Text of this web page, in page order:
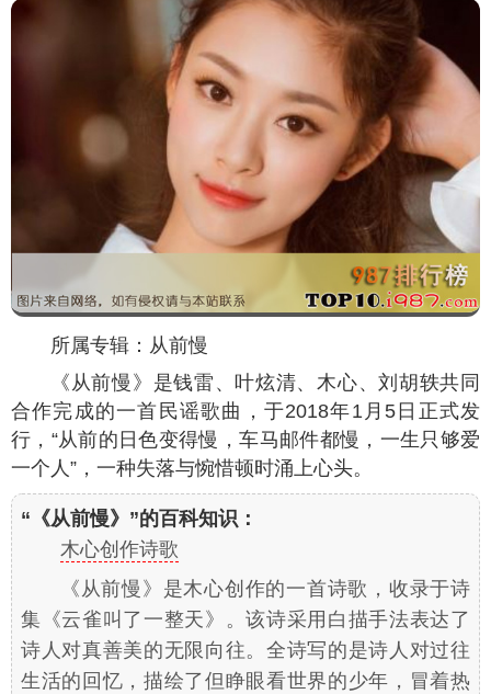
所属专辑：从前慢
《从前慢》是钱雷、叶炫清、木心、刘胡轶共同
合作完成的一首民谣歌曲，于2018年1月5日正式发
行，“从前的日色变得慢，车马邮件都慢，一生只够爱
一个人”，一种失落与惋惜顿时涌上心头。
“《从前慢》”的百科知识：
木心创作诗歌
《从前慢》是木心创作的一首诗歌，收录于诗
集《云雀叫了一整天》。该诗采用白描手法表达了
诗人对真善美的无限向往。全诗写的是诗人对过往
生活的回忆，描绘了但睁眼看世界的少年，冒着热